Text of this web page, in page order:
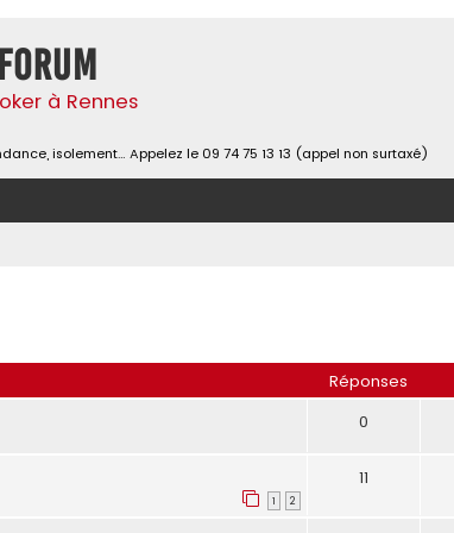
à Rennes
isolement… Appelez le 09 74 75 13 13 (appel non surtaxé)
Réponses
0
1 2
11